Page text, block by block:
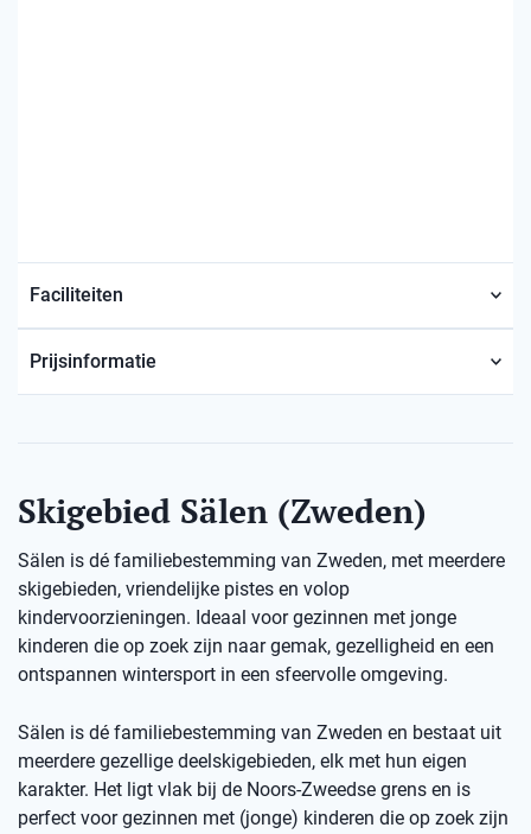
Faciliteiten
Prijsinformatie
Skigebied Sälen (Zweden)
Sälen is dé familiebestemming van Zweden, met meerdere
skigebieden, vriendelijke pistes en volop
kindervoorzieningen. Ideaal voor gezinnen met jonge
kinderen die op zoek zijn naar gemak, gezelligheid en een
ontspannen wintersport in een sfeervolle omgeving.
Sälen is dé familiebestemming van Zweden en bestaat uit
meerdere gezellige deelskigebieden, elk met hun eigen
karakter. Het ligt vlak bij de Noors-Zweedse grens en is
perfect voor gezinnen met (jonge) kinderen die op zoek zijn